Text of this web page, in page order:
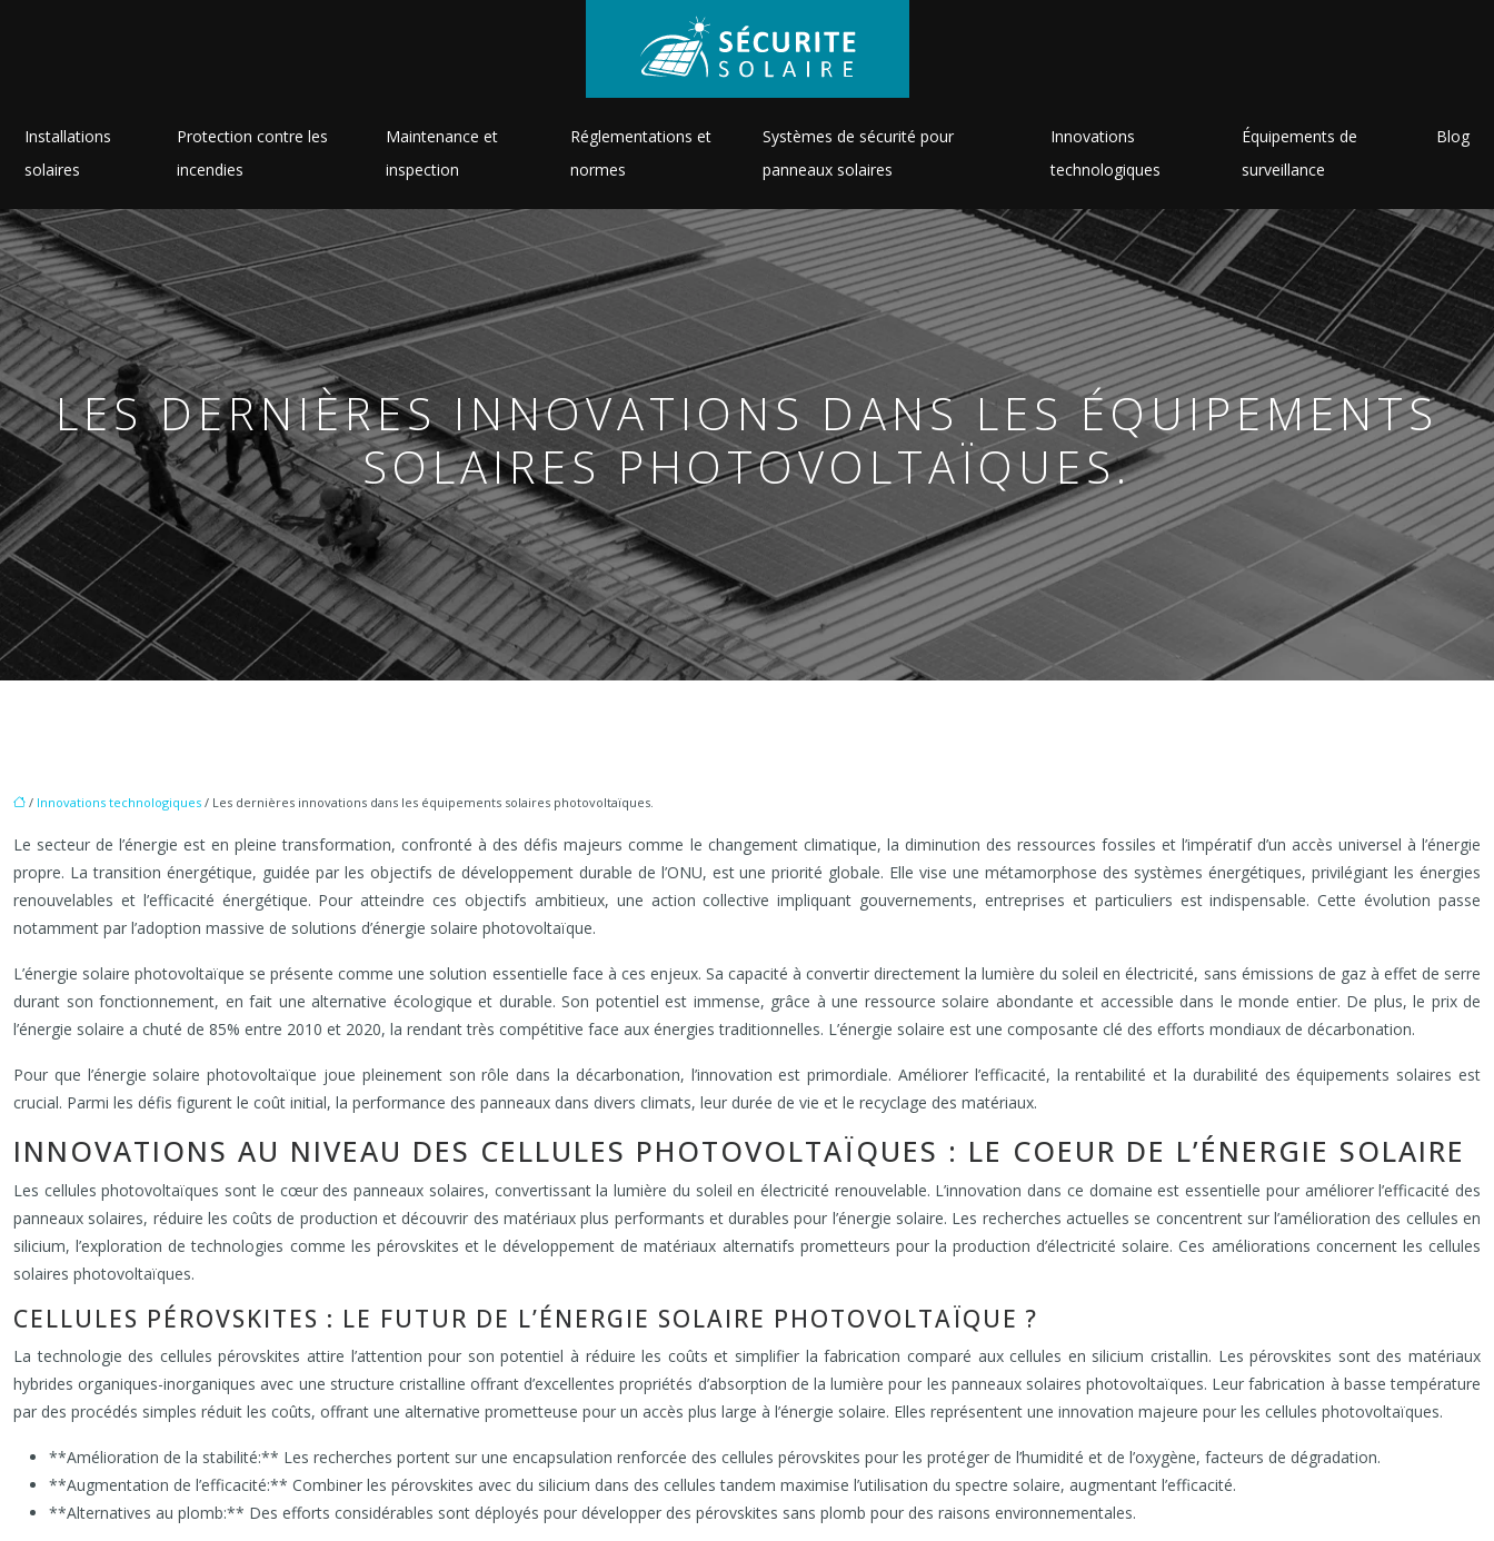
Installations
solaires
Protection contre les
incendies
Maintenance et
inspection
Réglementations et
normes
Systèmes de sécurité pour
panneaux solaires
Innovations
technologiques
Équipements de
surveillance
Blog
LES DERNIÈRES INNOVATIONS DANS LES ÉQUIPEMENTS
SOLAIRES PHOTOVOLTAÏQUES.
/ Innovations technologiques / Les dernières innovations dans les équipements solaires photovoltaïques.
Le secteur de l’énergie est en pleine transformation, confronté à des défis majeurs comme le changement climatique, la diminution des ressources fossiles et l’impératif d’un accès universel à l’énergie
propre. La transition énergétique, guidée par les objectifs de développement durable de l’ONU, est une priorité globale. Elle vise une métamorphose des systèmes énergétiques, privilégiant les énergies
renouvelables et l’efficacité énergétique. Pour atteindre ces objectifs ambitieux, une action collective impliquant gouvernements, entreprises et particuliers est indispensable. Cette évolution passe
notamment par l’adoption massive de solutions d’énergie solaire photovoltaïque.
L’énergie solaire photovoltaïque se présente comme une solution essentielle face à ces enjeux. Sa capacité à convertir directement la lumière du soleil en électricité, sans émissions de gaz à effet de serre
durant son fonctionnement, en fait une alternative écologique et durable. Son potentiel est immense, grâce à une ressource solaire abondante et accessible dans le monde entier. De plus, le prix de
l’énergie solaire a chuté de 85% entre 2010 et 2020, la rendant très compétitive face aux énergies traditionnelles. L’énergie solaire est une composante clé des efforts mondiaux de décarbonation.
Pour que l’énergie solaire photovoltaïque joue pleinement son rôle dans la décarbonation, l’innovation est primordiale. Améliorer l’efficacité, la rentabilité et la durabilité des équipements solaires est
crucial. Parmi les défis figurent le coût initial, la performance des panneaux dans divers climats, leur durée de vie et le recyclage des matériaux.
INNOVATIONS AU NIVEAU DES CELLULES PHOTOVOLTAÏQUES : LE COEUR DE L’ÉNERGIE SOLAIRE
Les cellules photovoltaïques sont le cœur des panneaux solaires, convertissant la lumière du soleil en électricité renouvelable. L’innovation dans ce domaine est essentielle pour améliorer l’efficacité des
panneaux solaires, réduire les coûts de production et découvrir des matériaux plus performants et durables pour l’énergie solaire. Les recherches actuelles se concentrent sur l’amélioration des cellules en
silicium, l’exploration de technologies comme les pérovskites et le développement de matériaux alternatifs prometteurs pour la production d’électricité solaire. Ces améliorations concernent les cellules
solaires photovoltaïques.
CELLULES PÉROVSKITES : LE FUTUR DE L’ÉNERGIE SOLAIRE PHOTOVOLTAÏQUE ?
La technologie des cellules pérovskites attire l’attention pour son potentiel à réduire les coûts et simplifier la fabrication comparé aux cellules en silicium cristallin. Les pérovskites sont des matériaux
hybrides organiques-inorganiques avec une structure cristalline offrant d’excellentes propriétés d’absorption de la lumière pour les panneaux solaires photovoltaïques. Leur fabrication à basse température
par des procédés simples réduit les coûts, offrant une alternative prometteuse pour un accès plus large à l’énergie solaire. Elles représentent une innovation majeure pour les cellules photovoltaïques.
**Amélioration de la stabilité:** Les recherches portent sur une encapsulation renforcée des cellules pérovskites pour les protéger de l’humidité et de l’oxygène, facteurs de dégradation.
**Augmentation de l’efficacité:** Combiner les pérovskites avec du silicium dans des cellules tandem maximise l’utilisation du spectre solaire, augmentant l’efficacité.
**Alternatives au plomb:** Des efforts considérables sont déployés pour développer des pérovskites sans plomb pour des raisons environnementales.